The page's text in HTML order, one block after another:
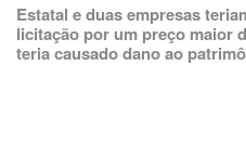
Estatal e duas empresas
licitação por um preço maior
teria causado dano ao